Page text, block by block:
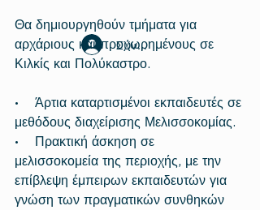
Σύνδεση
Θα δημιουργηθούν τμήματα για
αρχάριους και προχωρημένους σε
Κιλκίς και Πολύκαστρο.
•    Άρτια καταρτισμένοι εκπαιδευτές σε
μεθόδους διαχείρισης Μελισσοκομίας.
•    Πρακτική άσκηση σε
μελισσοκομεία της περιοχής, με την
επίβλεψη έμπειρων εκπαιδευτών για
γνώση των πραγματικών συνθηκών